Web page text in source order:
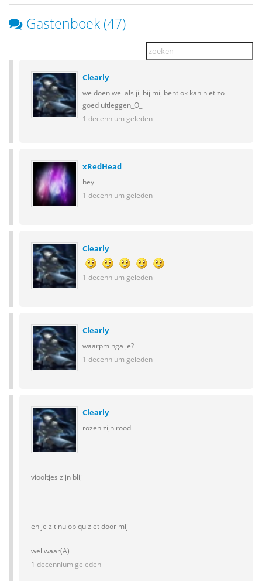
Gastenboek (47)
Clearly
we doen wel als jij bij mij bent ok kan niet zo
goed uitleggen_O_
1 decennium geleden
xRedHead
hey
1 decennium geleden
Clearly
1 decennium geleden
Clearly
waarpm hga je?
1 decennium geleden
Clearly
rozen zijn rood
viooltjes zijn blij
en je zit nu op quizlet door mij
wel waar(A)
1 decennium geleden